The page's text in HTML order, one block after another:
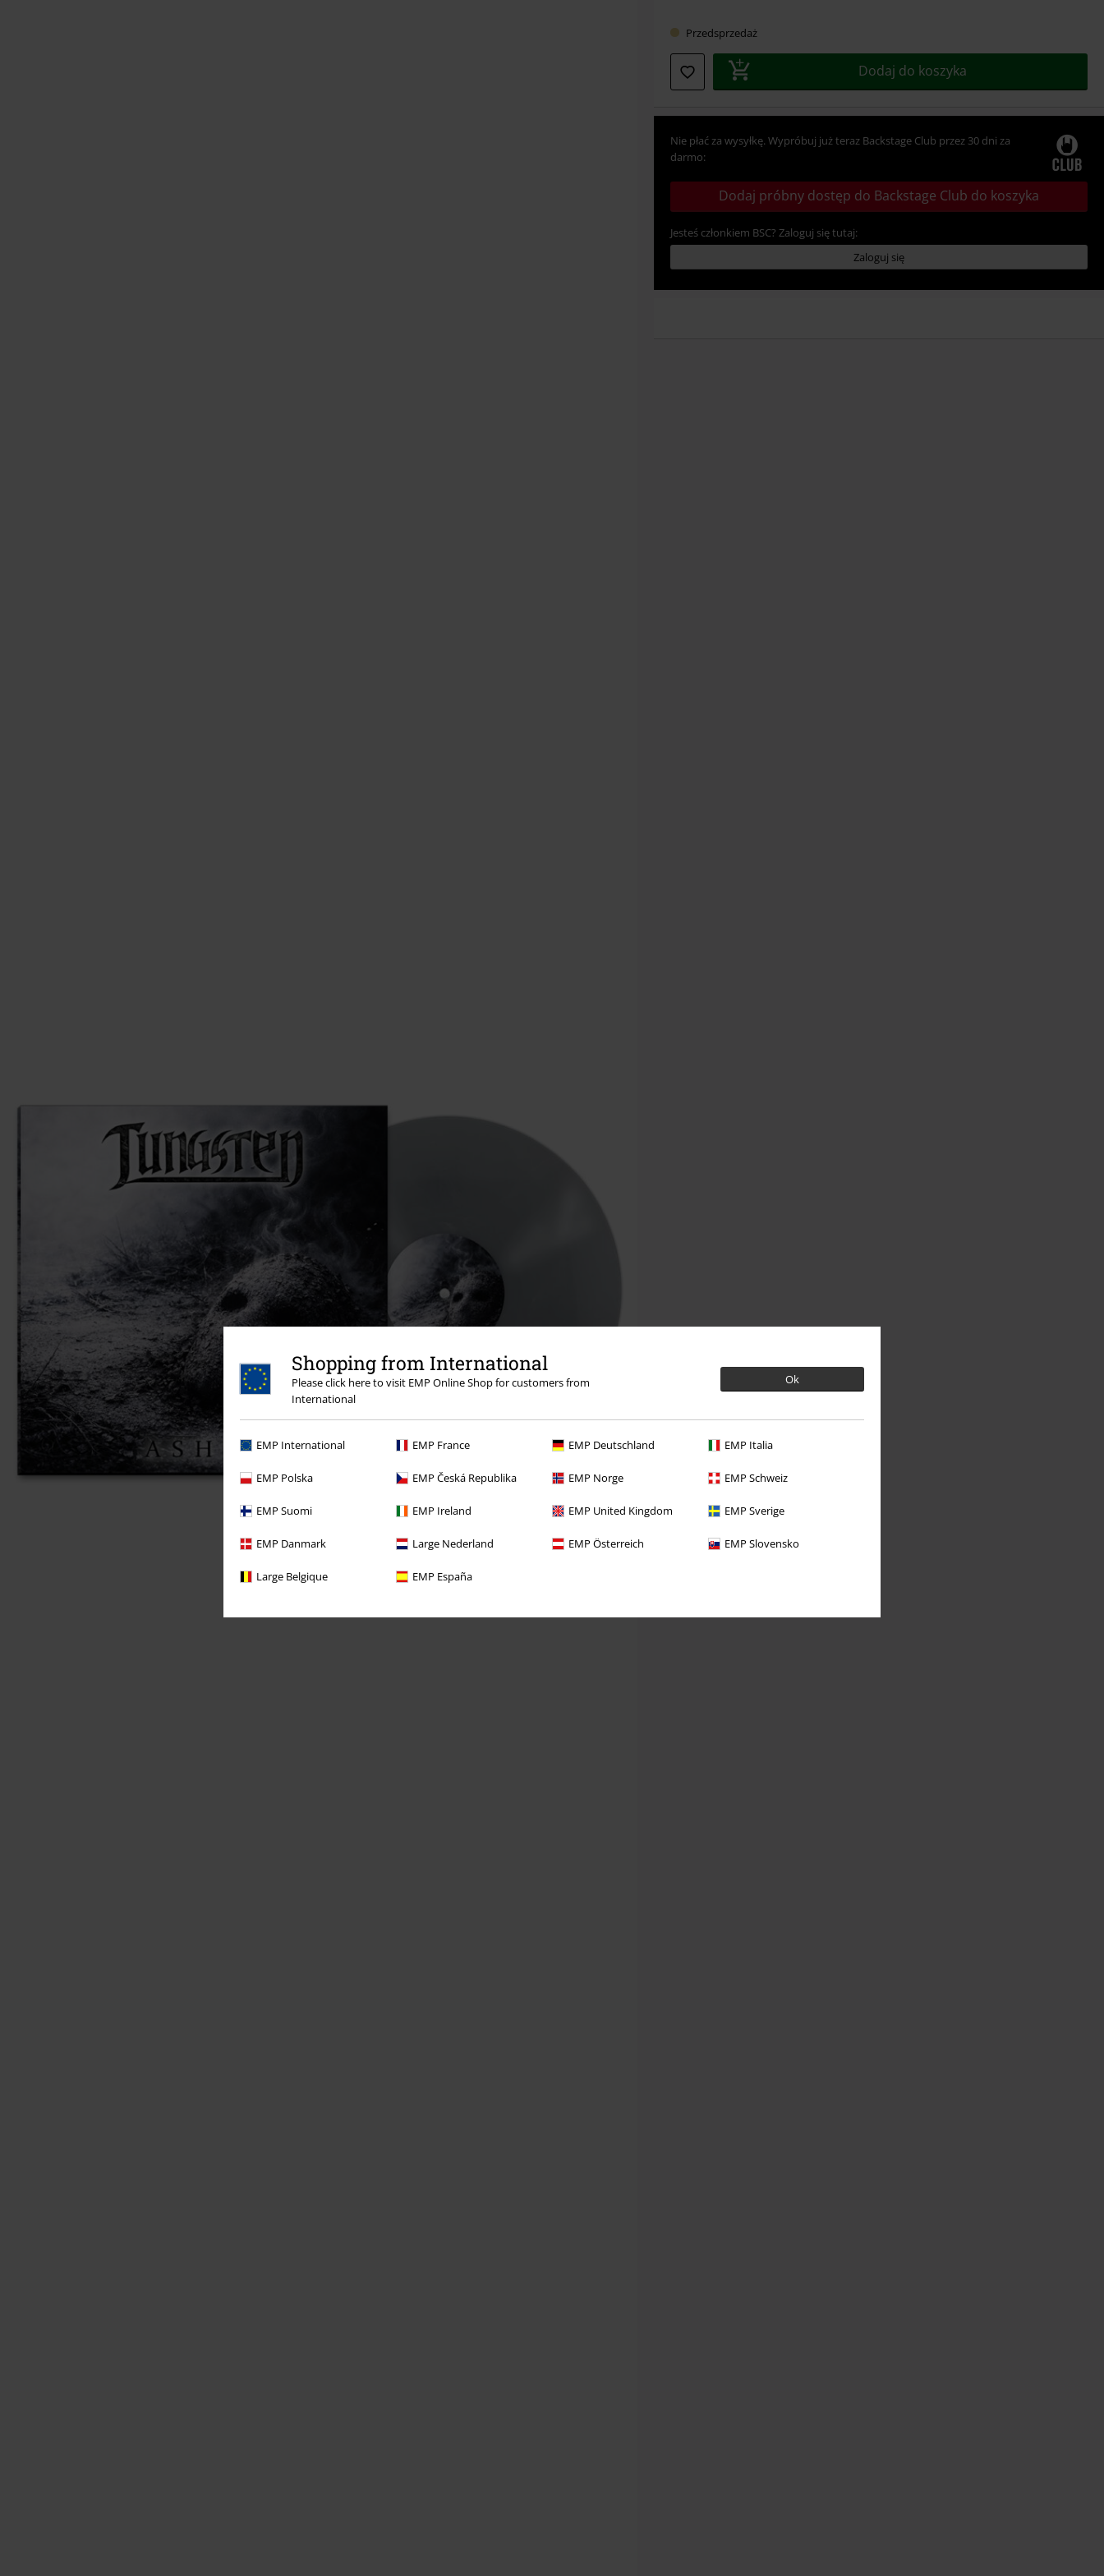
Shopping from International
Please click here to visit EMP Online Shop for customers from
International
Ok
EMP International EMP France EMP Deutschland EMP Italia
EMP Polska EMP Česká Republika EMP Norge EMP Schweiz
EMP Suomi EMP Ireland EMP United Kingdom EMP Sverige
EMP Danmark Large Nederland EMP Österreich EMP Slovensko
Large Belgique EMP España
Przedsprzedaż
Dodaj do koszyka
Nie płać za wysyłkę. Wypróbuj już teraz Backstage Club przez 30 dni za
darmo:
Dodaj próbny dostęp do Backstage Club do koszyka
Jesteś członkiem BSC? Zaloguj się tutaj:
Zaloguj się